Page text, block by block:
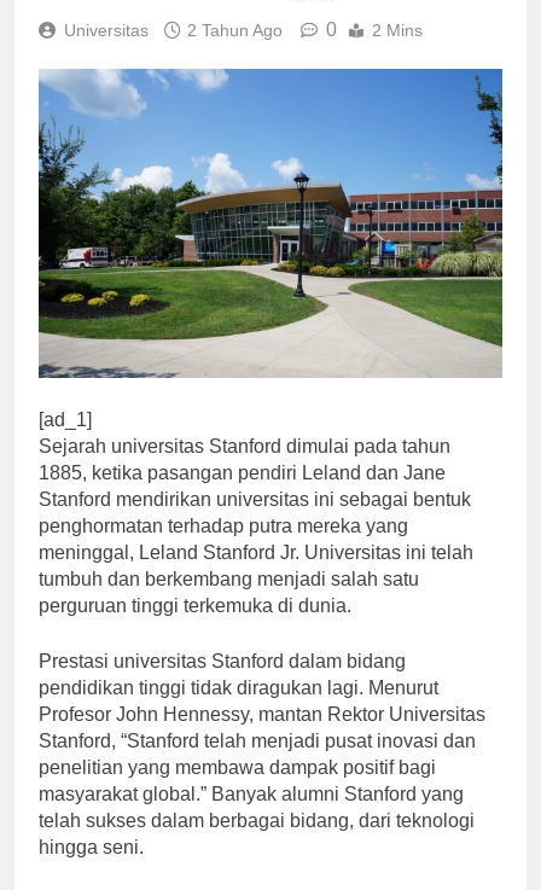
Universitas 2 Tahun Ago 0 2 Mins
[ad_1]
Sejarah universitas Stanford dimulai pada tahun
1885, ketika pasangan pendiri Leland dan Jane
Stanford mendirikan universitas ini sebagai bentuk
penghormatan terhadap putra mereka yang
meninggal, Leland Stanford Jr. Universitas ini telah
tumbuh dan berkembang menjadi salah satu
perguruan tinggi terkemuka di dunia.
Prestasi universitas Stanford dalam bidang
pendidikan tinggi tidak diragukan lagi. Menurut
Profesor John Hennessy, mantan Rektor Universitas
Stanford, “Stanford telah menjadi pusat inovasi dan
penelitian yang membawa dampak positif bagi
masyarakat global.” Banyak alumni Stanford yang
telah sukses dalam berbagai bidang, dari teknologi
hingga seni.